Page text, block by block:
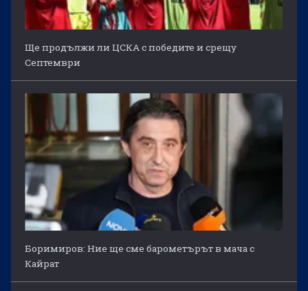
Ще продължи ли ЦСКА с победите и срещу
Септември
Боримиров: Ние ще сме барометърът в мача с
Кайрат